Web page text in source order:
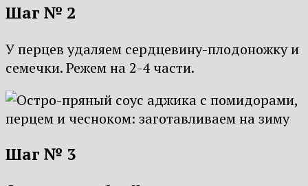
Шаг № 2
У перцев удаляем сердцевину-плодоножку и
семечки. Режем на 2-4 части.
Шаг № 3